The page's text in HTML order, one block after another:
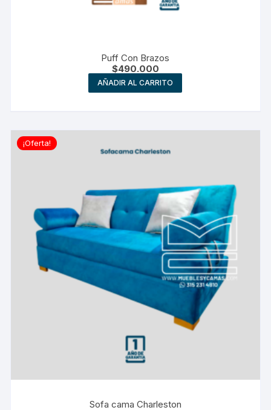
Puff Con Brazos
$490.000
AÑADIR AL CARRITO
¡Oferta!
Sofa cama Charleston